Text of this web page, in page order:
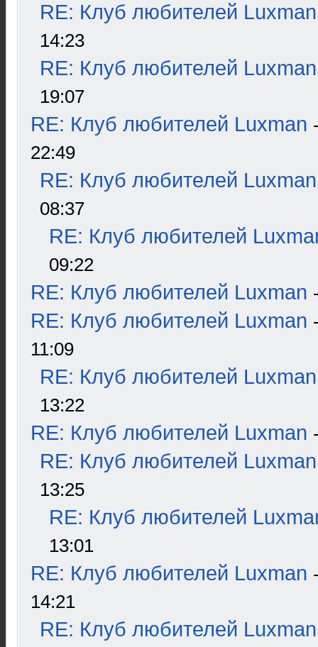
RE: Клуб любителей Luxman
14:23
RE: Клуб любителей Luxman
19:07
RE: Клуб любителей Luxman
22:49
RE: Клуб любителей Luxman
08:37
RE: Клуб любителей
09:22
RE: Клуб любителей Luxman
RE: Клуб любителей Luxman
11:09
RE: Клуб любителей Luxman
13:22
RE: Клуб любителей Luxman
RE: Клуб любителей Luxman
13:25
RE: Клуб любителей
13:01
RE: Клуб любителей Luxman
14:21
RE: Клуб любителей Luxman